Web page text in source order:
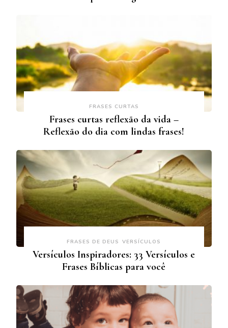
FRASES CURTAS
Frases curtas reflexão da vida –
Reflexão do dia com lindas frases!
FRASES DE DEUS VERSÍCULOS
Versículos Inspiradores: 33 Versículos e
Frases Bíblicas para você